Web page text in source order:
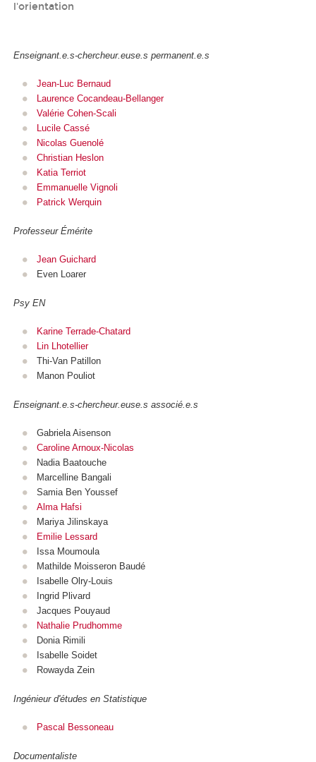
l'orientation
Enseignant.e.s-chercheur.euse.s permanent.e.s
Jean-Luc Bernaud
Laurence Cocandeau-Bellanger
Valérie Cohen-Scali
Lucile Cassé
Nicolas Guenolé
Christian Heslon
Katia Terriot
Emmanuelle Vignoli
Patrick Werquin
Professeur Émérite
Jean Guichard
Even Loarer
Psy EN
Karine Terrade-Chatard
Lin Lhotellier
Thi-Van Patillon
Manon Pouliot
Enseignant.e.s-chercheur.euse.s associé.e.s
Gabriela Aisenson
Caroline Arnoux-Nicolas
Nadia Baatouche
Marcelline Bangali
Samia Ben Youssef
Alma Hafsi
Mariya Jilinskaya
Emilie Lessard
Issa Moumoula
Mathilde Moisseron Baudé
Isabelle Olry-Louis
Ingrid Plivard
Jacques Pouyaud
Nathalie Prudhomme
Donia Rimili
Isabelle Soidet
Rowayda Zein
Ingénieur d'études en Statistique
Pascal Bessoneau
Documentaliste